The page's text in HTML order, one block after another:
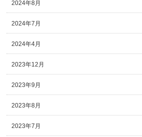
2024年8月
2024年7月
2024年4月
2023年12月
2023年9月
2023年8月
2023年7月